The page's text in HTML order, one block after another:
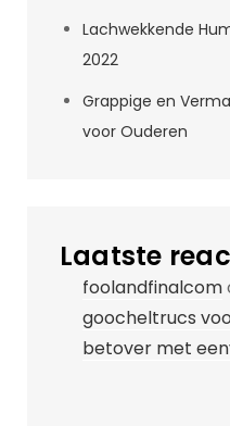
Lachwekkende
2022
Grappige en
voor Ouderen
Laatste
foolandfinalcom
goocheltrucs
betover met